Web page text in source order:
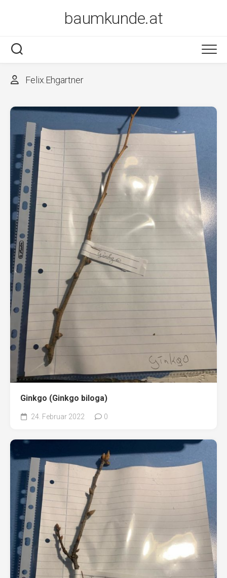
baumkunde.at
Felix.Ehgartner
Ginkgo (Ginkgo biloga)
24. Februar 2022 0